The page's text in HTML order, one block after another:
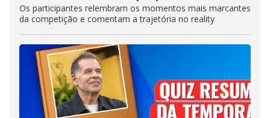
Os participantes relembram os momentos mais marcantes
da competição e comentam a trajetória no reality